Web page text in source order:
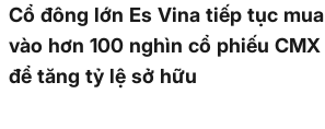
Cổ đông lớn Es Vina tiếp tục mua
vào hơn 100 nghìn cổ phiếu CMX
để tăng tỷ lệ sở hữu